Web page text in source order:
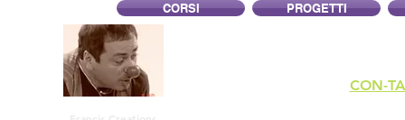
CORSI PROGETTI
CON-